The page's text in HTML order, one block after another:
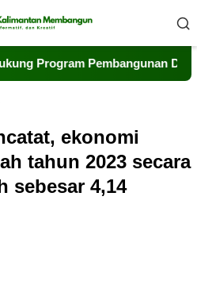
Pembangunan Daerah
ekonomi
tahun 2023 secara
sebesar 4,14